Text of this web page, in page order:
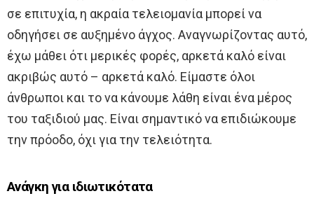
σε επιτυχία, η ακραία τελειομανία μπορεί να
οδηγήσει σε αυξημένο άγχος. Αναγνωρίζοντας αυτό,
έχω μάθει ότι μερικές φορές, αρκετά καλό είναι
ακριβώς αυτό – αρκετά καλό. Είμαστε όλοι
άνθρωποι και το να κάνουμε λάθη είναι ένα μέρος
του ταξιδιού μας. Είναι σημαντικό να επιδιώκουμε
την πρόοδο, όχι για την τελειότητα.
Ανάγκη για ιδιωτικότατα